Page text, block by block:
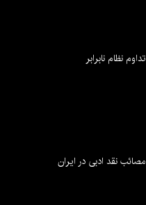
تداوم نظام نابرابر
مصائب نقد ادبی در ایران